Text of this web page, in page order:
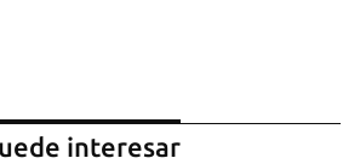
interesar